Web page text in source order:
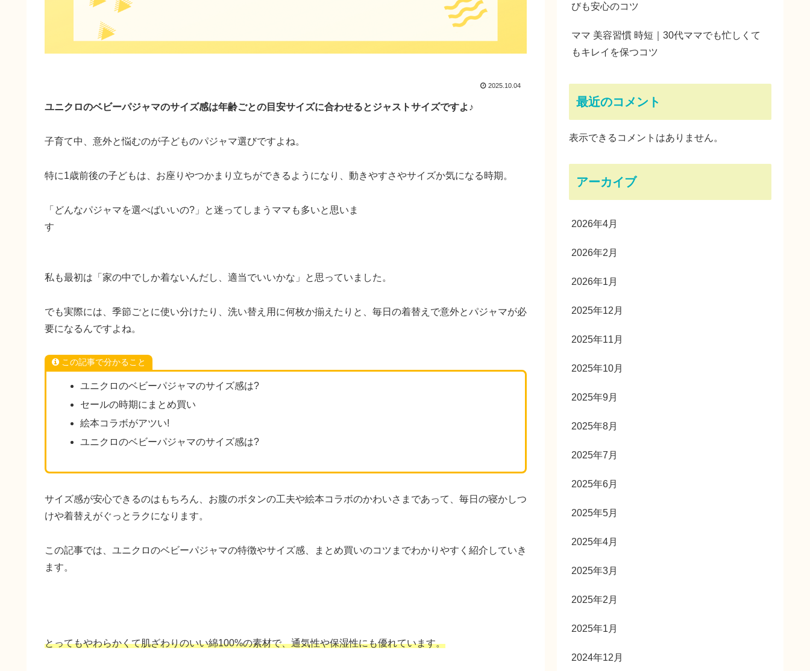
2025.10.04
ユニクロのベビーパジャマのサイズ感は年齢ごとの目安サイズに合わせるとジャストサイズですよ♪
子育て中、意外と悩むのが子どものパジャマ選びですよね。
特に1歳前後の子どもは、お座りやつかまり立ちができるようになり、動きやすさやサイズか気になる時期。
「どんなパジャマを選べばいいの?」と迷ってしまうママも多いと思いま
す
私も最初は「家の中でしか着ないんだし、適当でいいかな」と思っていました。
でも実際には、季節ごとに使い分けたり、洗い替え用に何枚か揃えたりと、毎日の着替えで意外とパジャマが必
要になるんですよね。
この記事で分かること
ユニクロのベビーパジャマのサイズ感は?
セールの時期にまとめ買い
絵本コラボがアツい!
ユニクロのベビーパジャマのサイズ感は?
サイズ感が安心できるのはもちろん、お腹のボタンの工夫や絵本コラボのかわいさまであって、毎日の寝かしつ
けや着替えがぐっとラクになります。
この記事では、ユニクロのベビーパジャマの特徴やサイズ感、まとめ買いのコツまでわかりやすく紹介していき
ます。
とってもやわらかくて肌ざわりのいい綿100%の素材で、通気性や保湿性にも優れています。
びも安心のコツ
ママ 美容習慣 時短｜30代ママでも忙しくて
もキレイを保つコツ
最近のコメント
表示できるコメントはありません。
アーカイブ
2026年4月
2026年2月
2026年1月
2025年12月
2025年11月
2025年10月
2025年9月
2025年8月
2025年7月
2025年6月
2025年5月
2025年4月
2025年3月
2025年2月
2025年1月
2024年12月